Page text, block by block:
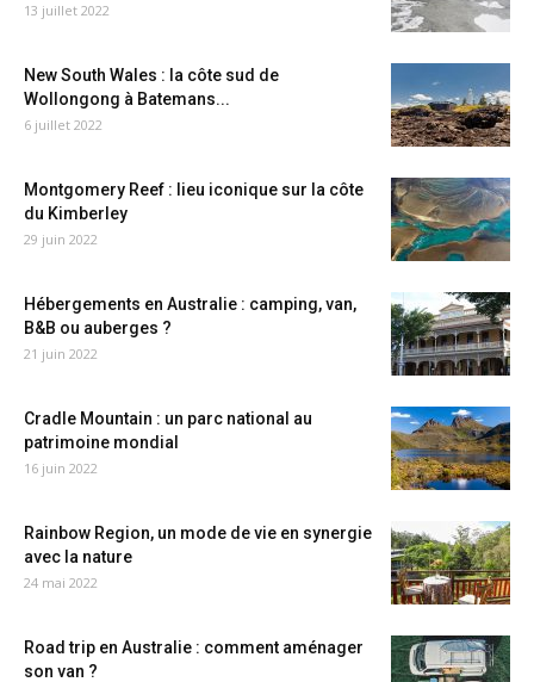
13 juillet 2022
New South Wales : la côte sud de
Wollongong à Batemans...
6 juillet 2022
Montgomery Reef : lieu iconique sur la côte
du Kimberley
29 juin 2022
Hébergements en Australie : camping, van,
B&B ou auberges ?
21 juin 2022
Cradle Mountain : un parc national au
patrimoine mondial
16 juin 2022
Rainbow Region, un mode de vie en synergie
avec la nature
24 mai 2022
Road trip en Australie : comment aménager
son van ?